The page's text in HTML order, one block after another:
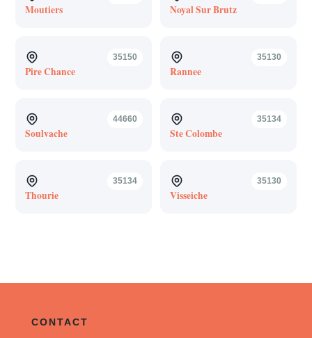
Moutiers Noyal Sur Brutz
35150
Pire Chance
35130
Rannee
44660
Soulvache
35134
Ste Colombe
35134
Thourie
35130
Visseiche
CONTACT